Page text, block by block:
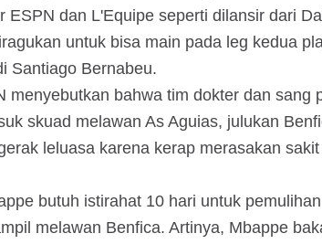
ESPN dan L'Equipe seperti dilansir dari
untuk bisa main pada leg kedua
Santiago Bernabeu.
menyebutkan bahwa tim dokter dan sang
skuad melawan As Aguias, julukan
leluasa karena kerap merasakan
butuh istirahat 10 hari untuk
melawan Benfica. Artinya, Mbappe